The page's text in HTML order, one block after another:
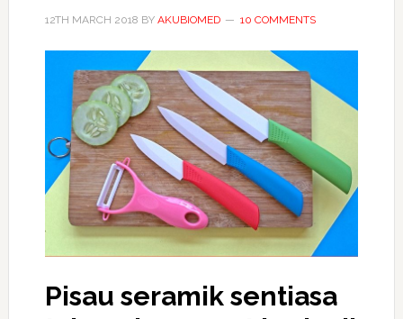
12TH MARCH 2018 BY AKUBIOMED 10 COMMENTS
Pisau seramik sentiasa